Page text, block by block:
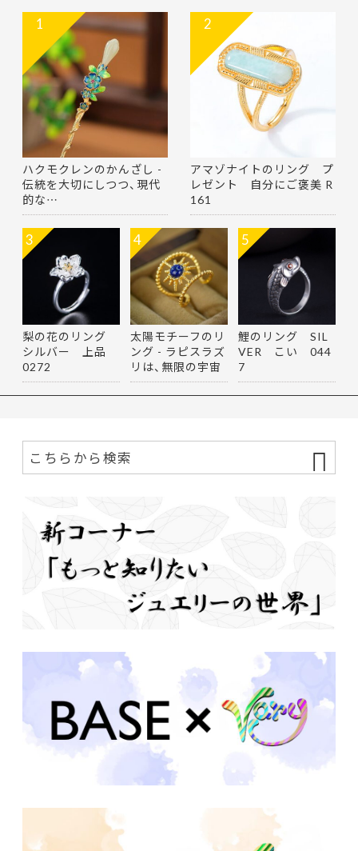
ハクモクレンのかんざし -
伝統を大切にしつつ、現代
的な…
1
アマゾナイトのリング プ
レゼント 自分にご褒美 R
161
2
梨の花のリング
シルバー 上品
0272
3
太陽モチーフのリ
ング - ラピスラズ
リは、無限の宇宙
を思…
4
鯉のリング SIL
VER こい 044
7
5